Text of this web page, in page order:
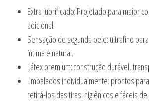
Extra lubrificado: Projetado para maior
adicional.
Sensação de segunda pele: ultrafino
íntima e natural.
Látex premium: construção durável,
Embalados individualmente: prontos
retirá-los das tiras: higiênicos e fáceis de